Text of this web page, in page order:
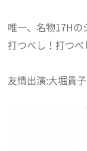
唯一、名物17Hの
打つべし！打つべ
友情出演:大堀貴